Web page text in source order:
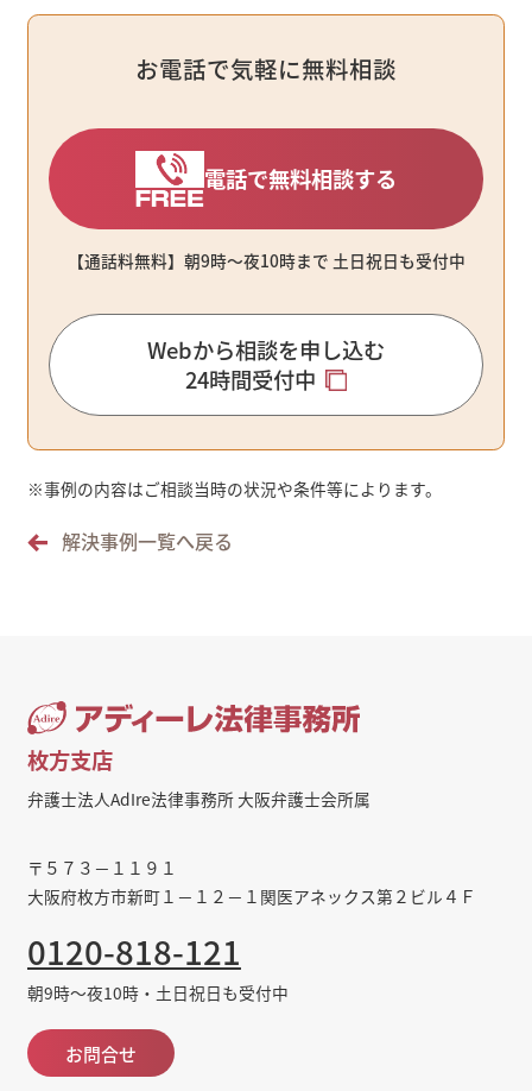
お電話で気軽に無料相談
電話で無料相談する
【通話料無料】朝9時〜夜10時まで ⼟⽇祝⽇も受付中
Webから相談を申し込む
24時間受付中
※事例の内容はご相談当時の状況や条件等によります。
解決事例一覧へ戻る
枚方支店
弁護士法人AdIre法律事務所 大阪弁護士会所属
〒５７３－１１９１
大阪府枚方市新町１－１２－１関医アネックス第２ビル４Ｆ
0120-818-121
朝9時～夜10時・土日祝日も受付中
お問合せ